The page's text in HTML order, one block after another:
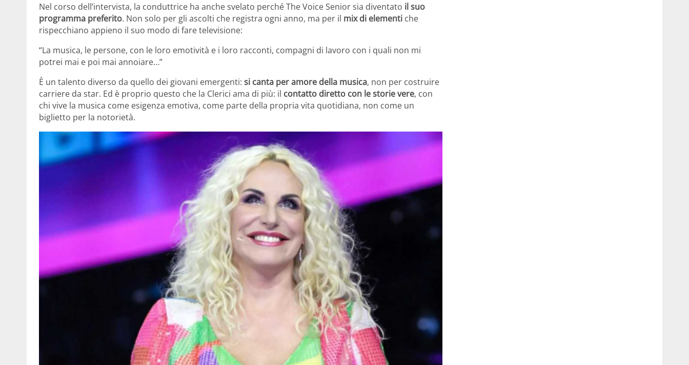
Nel corso dell’intervista, la conduttrice ha anche svelato perché The Voice Senior sia diventato il suo
programma preferito. Non solo per gli ascolti che registra ogni anno, ma per il mix di elementi che
rispecchiano appieno il suo modo di fare televisione:
“La musica, le persone, con le loro emotività e i loro racconti, compagni di lavoro con i quali non mi
potrei mai e poi mai annoiare…”
È un talento diverso da quello dei giovani emergenti: si canta per amore della musica, non per costruire
carriere da star. Ed è proprio questo che la Clerici ama di più: il contatto diretto con le storie vere, con
chi vive la musica come esigenza emotiva, come parte della propria vita quotidiana, non come un
biglietto per la notorietà.